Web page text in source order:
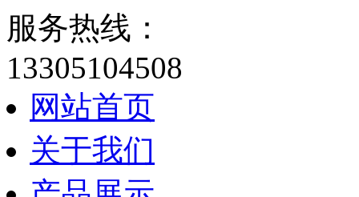
服务热线：
13305104508
网站首页
关于我们